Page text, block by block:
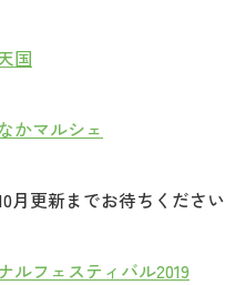
国
かマルシェ
更新までお待ちください
ルフェスティバル2019